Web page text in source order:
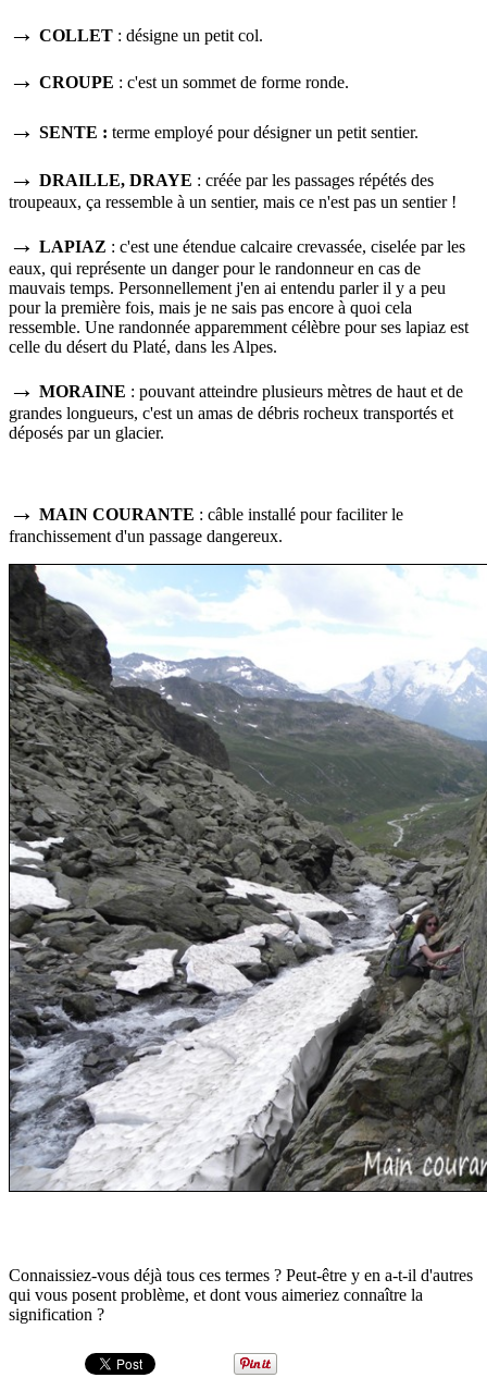
→ COLLET : désigne un petit col.
→ CROUPE : c'est un sommet de forme ronde.
→ SENTE : terme employé pour désigner un petit sentier.
→ DRAILLE, DRAYE : créée par les passages répétés des
troupeaux, ça ressemble à un sentier, mais ce n'est pas un sentier !
→ LAPIAZ : c'est une étendue calcaire crevassée, ciselée par les
eaux, qui représente un danger pour le randonneur en cas de
mauvais temps. Personnellement j'en ai entendu parler il y a peu
pour la première fois, mais je ne sais pas encore à quoi cela
ressemble. Une randonnée apparemment célèbre pour ses lapiaz est
celle du désert du Platé, dans les Alpes.
→ MORAINE : pouvant atteindre plusieurs mètres de haut et de
grandes longueurs, c'est un amas de débris rocheux transportés et
déposés par un glacier.
→ MAIN COURANTE : câble installé pour faciliter le
franchissement d'un passage dangereux.
Connaissiez-vous déjà tous ces termes ? Peut-être y en a-t-il d'autres
qui vous posent problème, et dont vous aimeriez connaître la
signification ?